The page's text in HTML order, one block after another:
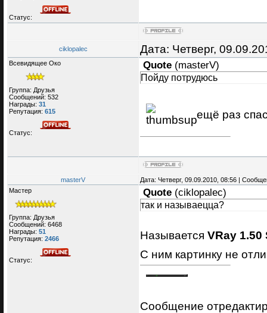
Статус:
ciklopalec Дата: Четверг,
Всевидящее Око
Группа: Друзья
Сообщений: 532
Награды: 31
Репутация: 615
Статус:
Quote (masterV)
Пойду потрудюсь
ещё раз
masterV
Дата: Четверг, 09.09.2010, 08:56 |
Мастер
Группа: Друзья
Сообщений: 6468
Награды: 51
Репутация: 2466
Статус:
Quote (ciklopalec)
так и называецца?
Называется VRay 1.50
С ним картинку не
Сообщение